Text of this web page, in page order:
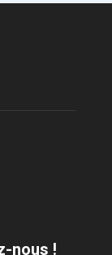
nous !